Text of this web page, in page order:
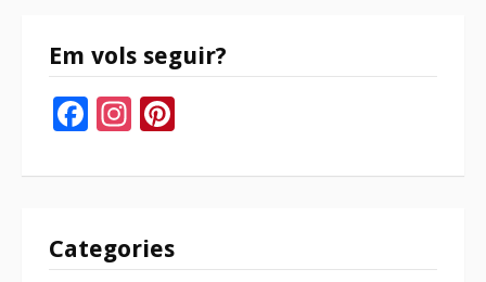
Em vols seguir?
Facebook
Instagram
Categories